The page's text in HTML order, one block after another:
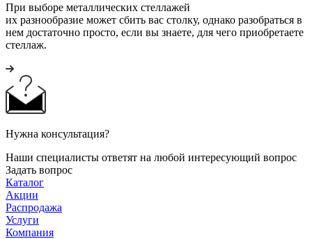
При выборе металлических стеллажей
их разнообразие может сбить вас столку, однако разобраться в
нем достаточно просто, если вы знаете, для чего приобретаете
стеллаж.
Нужна консультация?
Наши специалисты ответят на любой интересующий вопрос
Задать вопрос
Каталог
Акции
Распродажа
Услуги
Компания